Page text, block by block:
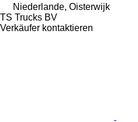
Niederlande, Oisterwijk
TS Trucks BV
Verkäufer kontaktieren